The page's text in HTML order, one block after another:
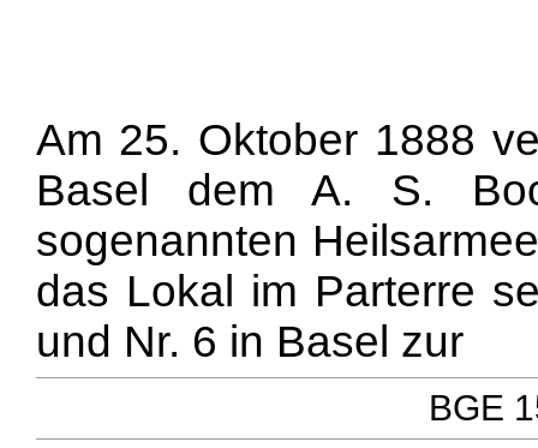
Am 25. Oktober 1888
Basel dem A. S.
sogenannten
das Lokal im Parterre
und Nr. 6 in Basel zur
BGE